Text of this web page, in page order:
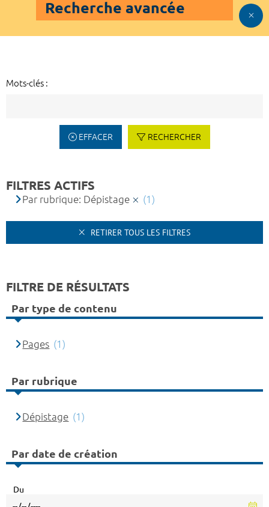
Recherche avancée
Mots-clés :
EFFACER RECHERCHER
FILTRES ACTIFS
Par rubrique: Dépistage (1)
RETIRER TOUS LES FILTRES
FILTRE DE RÉSULTATS
Par type de contenu
Pages (1)
Par rubrique
Dépistage (1)
Par date de création
Du